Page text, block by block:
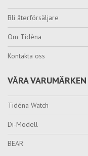
Bli återförsäljare
Om Tidèna
Kontakta oss
VÅRA VARUMÄRKEN
Tidéna Watch
Di-Modell
BEAR